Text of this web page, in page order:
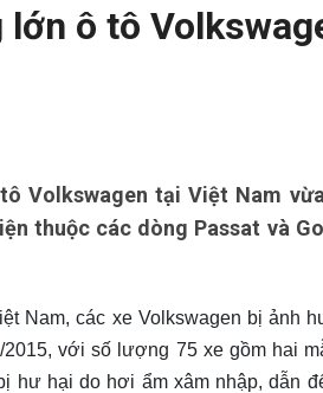
ô tô
Volkswagen tại Việt Nam
thuộc các dòng Passat và
Nam, các xe Volkswagen bị ảnh
với số lượng 75 xe gồm hai
hư hại do hơi ẩm xâm nhập, dẫn